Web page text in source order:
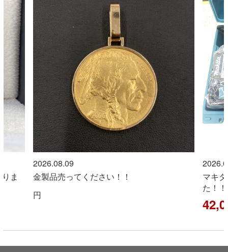
ま
2026.08.09
金製品売ってください！！
円
マキ
た！！